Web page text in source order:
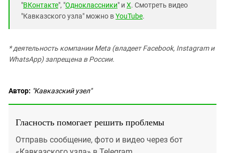
"ВКонтакте", "Одноклассники" и X. Смотреть видео
"Кавказского узла" можно вYouTube.
* деятельность компании Meta (владеет Facebook, Instagram и
WhatsApp) запрещена в России.
Автор: "Кавказский узел"
Гласность помогает решить проблемы
Отправь сообщение, фото и видео через бот